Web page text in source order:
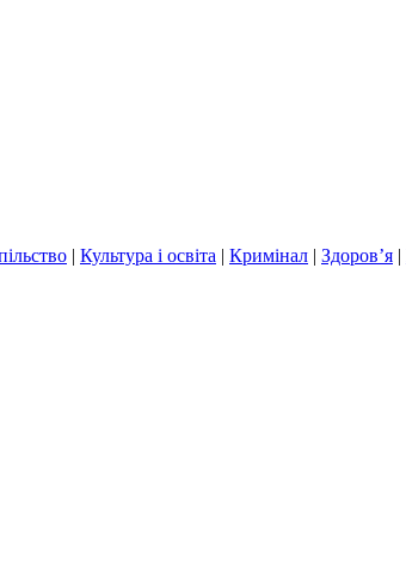
| Культура і освіта | Кримінал | Здоров’я |